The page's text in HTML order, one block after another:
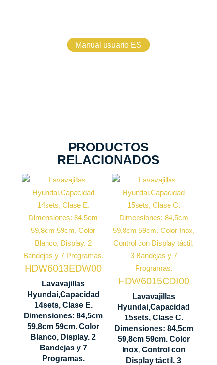
Manual usuario ES
PRODUCTOS
RELACIONADOS
HDW6013EDW00
Lavavajillas
Hyundai,Capacidad
14sets, Clase E.
Dimensiones: 84,5cm
59,8cm 59cm. Color
Blanco, Display. 2
Bandejas y 7
Programas.
Capacidad
cubiertos
14 sets
Nº bandejas
2
Control
Display
LED
Secado
Residual
845 x 598 x
590 mm
HDW6015CDI00
Lavavajillas
Hyundai,Capacidad
15sets, Clase C.
Dimensiones: 84,5cm
59,8cm 59cm. Color
Inox, Control con
Display táctil. 3
Capacidad
cubiertos
15 sets
Nº bandejas
Control
Display
LED táctil
Secado
Residual
845 x 598 x